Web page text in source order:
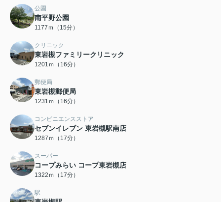
公園
南平野公園
1177ｍ（15分）
クリニック
東岩槻ファミリークリニック
1201ｍ（16分）
郵便局
東岩槻郵便局
1231ｍ（16分）
コンビニエンスストア
セブンイレブン 東岩槻駅南店
1287ｍ（17分）
スーパー
コープみらい コープ東岩槻店
1322ｍ（17分）
駅